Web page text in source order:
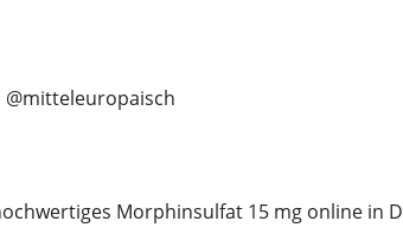
@mitteleuropaisch
Morphinsulfat 15 mg online in